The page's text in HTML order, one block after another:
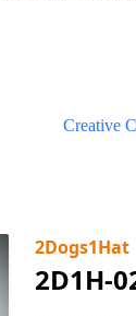
Creative